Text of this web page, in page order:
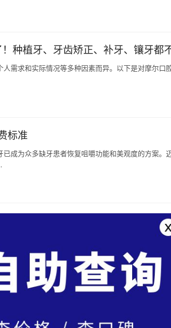
种植牙、牙齿矫正、补牙、镶牙都
需求和实际情况等多种因素而异。以下是对摩尔口
标准
成为众多缺牙患者恢复咀嚼功能和美观度的方案。